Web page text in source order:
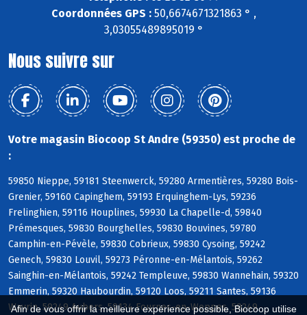
Afin de vous offrir la meilleure expérience possible, Biocoop utilise
Coordonnées GPS :50,6674671321863 ° ,
3,03055489895019 °
Nous suivre sur
Votre magasin Biocoop St Andre (59350) est proche de
:
59850 Nieppe, 59181 Steenwerck, 59280 Armentières, 59280 Bois-
Grenier, 59160 Capinghem, 59193 Erquinghem-Lys, 59236
Frelinghien, 59116 Houplines, 59930 La Chapelle-d, 59840
Prémesques, 59830 Bourghelles, 59830 Bouvines, 59780
Camphin-en-Pévèle, 59830 Cobrieux, 59830 Cysoing, 59242
Genech, 59830 Louvil, 59273 Péronne-en-Mélantois, 59262
Sainghin-en-Mélantois, 59242 Templeuve, 59830 Wannehain, 59320
Emmerin, 59320 Haubourdin, 59120 Loos, 59211 Santes, 59136
Wavrin, 59249 Aubers, 59134 Fournes-en-Weppes, 59249